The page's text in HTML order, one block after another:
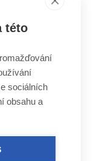
této
sociálních
obsahu a